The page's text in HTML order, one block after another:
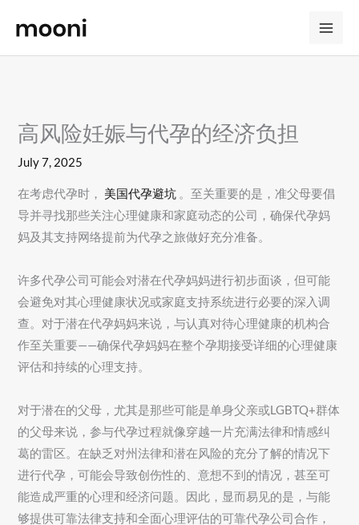
content
高风险妊娠与代孕的经济负担
July 7, 2025
在考虑代孕时， 美国代孕避坑 。至关重要的是，准父母要倡
导并寻找那些关注心理健康和家庭动态的公司，确保代孕妈
妈及其支持网络提前为代孕之旅做好充分准备。
许多代孕公司可能会对潜在代孕妈妈进行初步面谈，但可能
会避免对其心理健康状况或家庭支持系统进行必要的深入调
查。对于潜在代孕妈妈来说，与认真对待心理健康的机构合
作至关重要——确保代孕妈妈在整个孕期接受详细的心理健康
评估和持续的心理支持。
对于潜在的父母，尤其是那些可能是单身父亲或LGBTQ+群体
的父母来说，参与代孕过程就像穿越一片充满法律和情感纠
葛的雷区。在缺乏对州法律和潜在风险的充分了解的情况下
进行代孕，可能会导致创伤性的、意想不到的情况，甚至可
能造成严重的心理和经济问题。因此，显而易见的是，与能
够提供可靠法律支持和全面心理评估的可靠代孕公司合作，